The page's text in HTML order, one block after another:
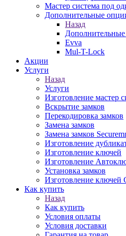
Мастер система под
Дополнительные
Назад
Evva
Mul-T-Lock
Акции
Услуги
Назад
Услуги
Изготовление мастер
Вскрытие замков
Перекодировка замков
Замена замков
Замена замков
Изготовление
Изготовление ключей
Изготовление
Установка замков
Изготовление ключей
Как купить
Назад
Как купить
Условия оплаты
Условия доставки